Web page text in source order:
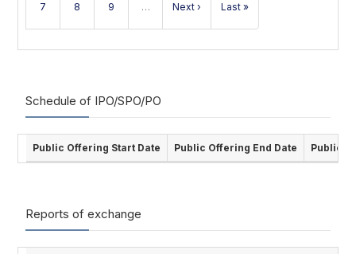
7 8 9 … Next › Last »
Schedule of IPO/SPO/PO
Public Offering Start Date Public Offering End Date Public
Reports of exchange